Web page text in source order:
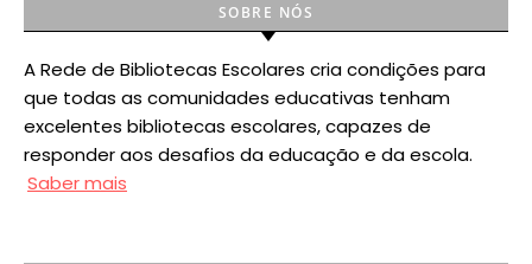
SOBRE NÓS
A Rede de Bibliotecas Escolares cria condições para
que todas as comunidades educativas tenham
excelentes bibliotecas escolares, capazes de
responder aos desafios da educação e da escola.
Saber mais